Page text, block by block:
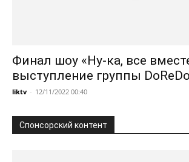
Финал шоу «Ну-ка, все
выступление группы
liktv - 12/11/2022 00:40
Спонсорский контент